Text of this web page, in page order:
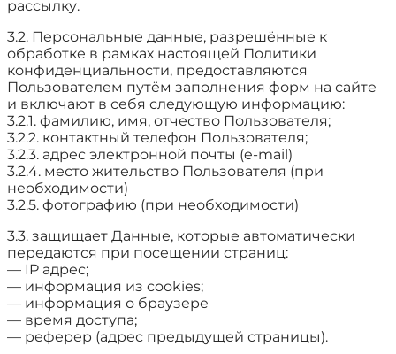
рассылку.
3.2. Персональные данные, разрешённые к
обработке в рамках настоящей Политики
конфиденциальности, предоставляются
Пользователем путём заполнения форм на сайте
и включают в себя следующую информацию:
3.2.1. фамилию, имя, отчество Пользователя;
3.2.2. контактный телефон Пользователя;
3.2.3. адрес электронной почты (e-mail)
3.2.4. место жительство Пользователя (при
необходимости)
3.2.5. фотографию (при необходимости)
3.3. защищает Данные, которые автоматически
передаются при посещении страниц:
— IP адрес;
— информация из cookies;
— информация о браузере
— время доступа;
— реферер (адрес предыдущей страницы).